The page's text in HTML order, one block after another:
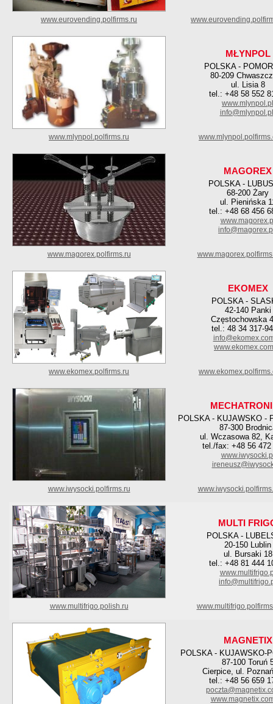
www.eurovending.polfirms.ru
MŁYNPOL
POLSKA -
80-209
ul. Lisia 8
tel.: +48 58 552
www.mlynpol.pl
info@mlynpol.pl
www.mlynpol.polfirms.ru
MAGOREX
POLSKA -
68-200 Żary
ul. Pienińska
tel.: +48 68 456
www.magorex.polfirms.ru
EKOMEX
POLSKA -
42-140 Panki
Częstochowska
tel.: 48 34 317-
www.ekomex.polfirms.ru
POLSKA - KUJAWSKO -
87-300
ul. Wczasowa 82,
tel./fax: +48 56 472
www.iwysocki.polfirms.ru
MULTI
POLSKA -
20-150 Lublin
ul. Bursaki 18
tel.: +48 81 444
www.multifrigo.polish.ru
MAGNETIX
POLSKA - KUJAWSKO-
87-100 Toruń
Cierpice, ul.
tel.: +48 56 659